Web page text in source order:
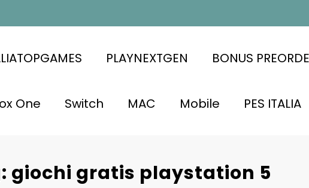
PLAYNEXTGEN BONUS
One Switch MAC Mobile PES ITALIA
giochi gratis playstation 5